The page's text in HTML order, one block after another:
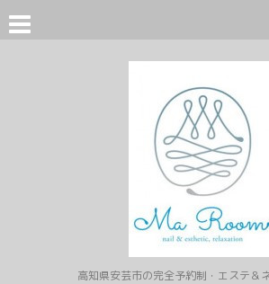
高知県安芸市の完全予約制・エステ＆